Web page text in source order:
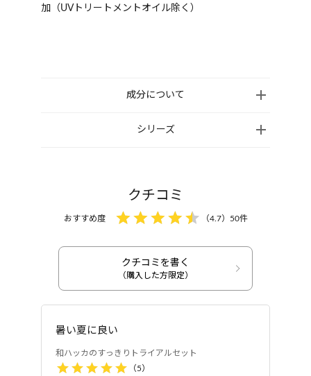
加（UVトリートメントオイル除く）
成分について
●【和ハッカのすっきりシャンプー】水、ラウロイル
ングリコール、ラウロイル加水分解シルクNa、ココ
イルリンゴアミノ酸Na、ベタイン、ハマナス花エキ
ス、ヒマワリ種子油、ヒマワリ種子油不けん化物、
シア脂油、ハッカ葉油、レモン果皮油、イタリアイト
ダナム油、グレープフルーツ果皮油、ローズマリー葉
ト、ジヒドロキシプロピルアルギニンHCl、ココイル
シリーズ
和ハッカのすっきりシ
シャンプー
和ハッカのすっきりシ
クチコミ
おすすめ度 （4.7） 50件
クチコミを書く
（購入した方限定）
暑い夏に良い
和ハッカのすっきりトライアルセット
（5）